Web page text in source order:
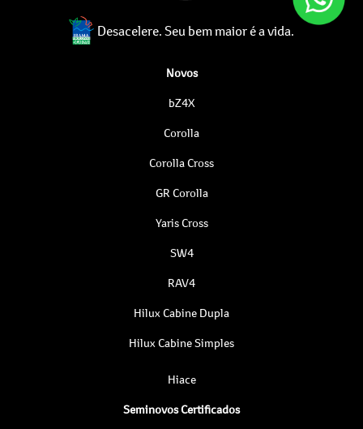
Desacelere. Seu bem maior é a vida.
Novos
bZ4X
Corolla
Corolla Cross
GR Corolla
Yaris Cross
SW4
RAV4
Hilux Cabine Dupla
Hilux Cabine Simples
Hiace
Seminovos Certificados